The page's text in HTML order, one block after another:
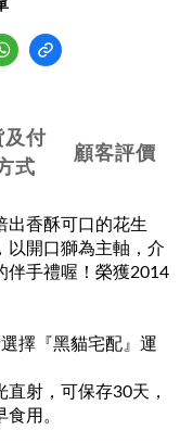
及付
式
顧客評價
出香酥可口的花生
以開口獅為主軸，介
伴手禮喔！榮獲2014
擇『黑貓宅配』運
射，可保存30天，
用。